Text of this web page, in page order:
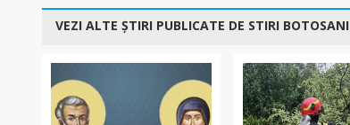
VEZI ALTE ȘTIRI PUBLICATE DE STIRI BOTOSANI